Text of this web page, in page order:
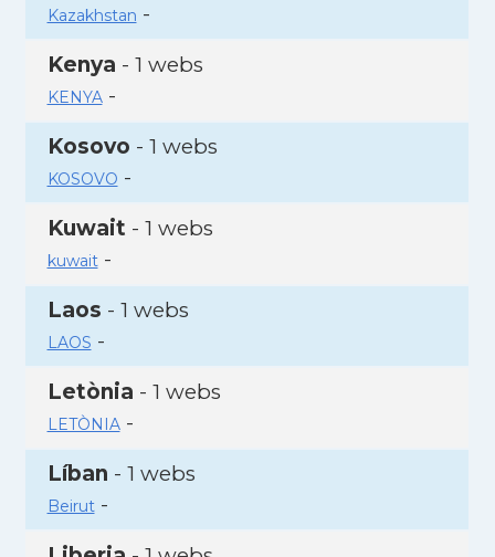
Kazakhstan -
Kenya - 1 webs
KENYA-
Kosovo - 1 webs
KOSOVO -
Kuwait - 1 webs
kuwait-
Laos - 1 webs
LAOS -
Letònia - 1 webs
LETÒNIA-
Líban - 1 webs
Beirut-